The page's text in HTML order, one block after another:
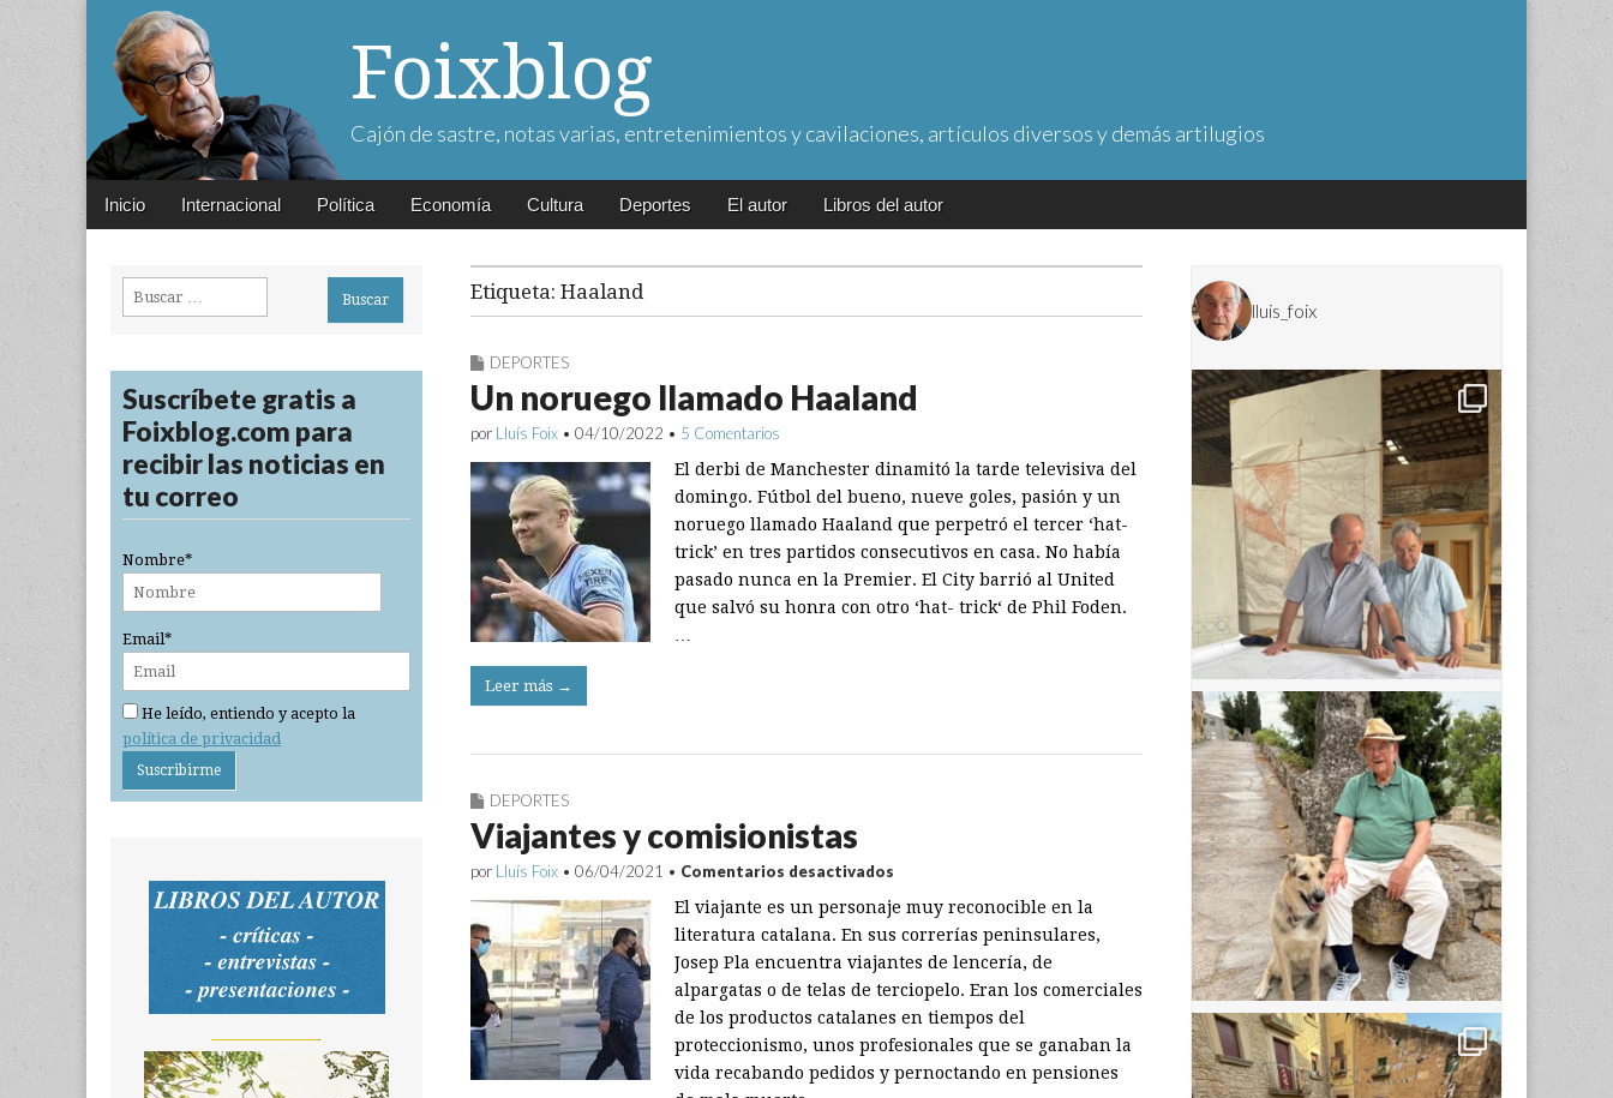
Foixblog
Cajón de sastre, notas varias, entretenimientos y cavilaciones, artículos diversos y demás artilugios
Main
Skip
Inicio Internacional Política Economía Cultura Deportes El autor Libros del autor
Etiqueta: Haaland
DEPORTES
Un noruego llamado Haaland
por Lluís Foix • 04/10/2022 • 5 Comentarios
El derbi de Manchester dinamitó la tarde televisiva del
domingo. Fútbol del bueno, nueve goles, pasión y un
noruego llamado Haaland que perpetró el tercer ‘hat-
trick’ en tres partidos consecutivos en casa. No había
pasado nunca en la Premier. El City barrió al United
que salvó su honra con otro ‘hat- trick‘ de Phil Foden.
Leer más →
DEPORTES
Viajantes y comisionistas
por Lluís Foix • 06/04/2021 • Comentarios desactivados
y
comisionistas
El viajante es un personaje muy reconocible en la
literatura catalana. En sus correrías peninsulares,
Josep Pla encuentra viajantes de lencería, de
alpargatas o de telas de terciopelo. Eran los comerciales
de los productos catalanes en tiempos del
proteccionismo, unos profesionales que se ganaban la
vida recabando pedidos y pernoctando en pensiones
Buscar:
Suscríbete gratis a
Foixblog.com para
recibir las noticias en
tu correo
Nombre*
Email*
He leído, entiendo y acepto la
política de privacidad
lluis_foix